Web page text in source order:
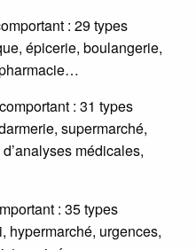
: 29 types
épicerie, boulangerie,
: 31 types
supermarché,
médicales,
: 35 types
hypermarché, urgences,